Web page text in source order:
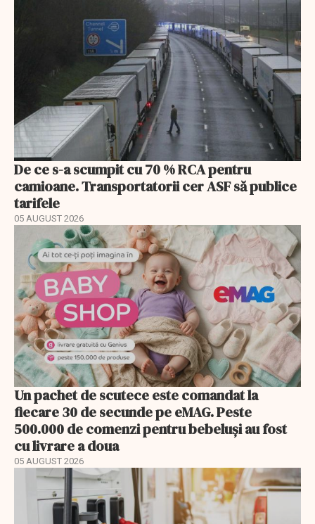
De ce s-a scumpit cu 70 % RCA pentru
camioane. Transportatorii cer ASF să publice
tarifele
05 AUGUST 2026
Un pachet de scutece este comandat la
fiecare 30 de secunde pe eMAG. Peste
500.000 de comenzi pentru bebeluși au fost
cu livrare a doua
05 AUGUST 2026